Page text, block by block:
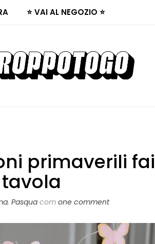
⭐ VAI AL NEGOZIO ⭐
primaverili fai
,Pasqua comone comment